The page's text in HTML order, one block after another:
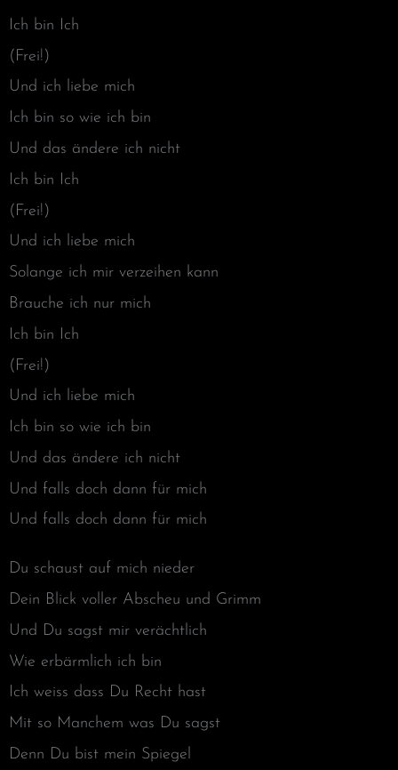
Ich bin Ich
(Frei!)
Und ich liebe mich
Ich bin so wie ich bin
Und das ändere ich nicht
Ich bin Ich
(Frei!)
Und ich liebe mich
Solange ich mir verzeihen kann
Brauche ich nur mich
Ich bin Ich
(Frei!)
Und ich liebe mich
Ich bin so wie ich bin
Und das ändere ich nicht
Und falls doch dann für mich
Und falls doch dann für mich
Du schaust auf mich nieder
Dein Blick voller Abscheu und Grimm
Und Du sagst mir verächtlich
Wie erbärmlich ich bin
Ich weiss dass Du Recht hast
Mit so Manchem was Du sagst
Denn Du bist mein Spiegel